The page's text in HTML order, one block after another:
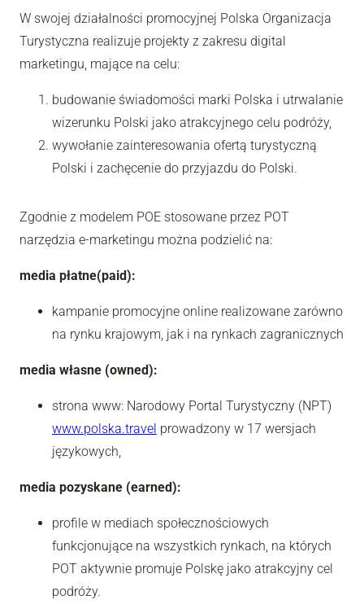
W swojej działalności promocyjnej Polska Organizacja
Turystyczna realizuje projekty z zakresu digital
marketingu, mające na celu:
budowanie świadomości marki Polska i utrwalanie
wizerunku Polski jako atrakcyjnego celu podróży,
wywołanie zainteresowania ofertą turystyczną
Polski i zachęcenie do przyjazdu do Polski.
Zgodnie z modelem POE stosowane przez POT
narzędzia e-marketingu można podzielić na:
media płatne(paid):
kampanie promocyjne online realizowane zarówno
na rynku krajowym, jak i na rynkach zagranicznych
media własne (owned):
strona www: Narodowy Portal Turystyczny (NPT)
www.polska.travel prowadzony w 17 wersjach
językowych,
media pozyskane (earned):
profile w mediach społecznościowych
funkcjonujące na wszystkich rynkach, na których
POT aktywnie promuje Polskę jako atrakcyjny cel
podróży.